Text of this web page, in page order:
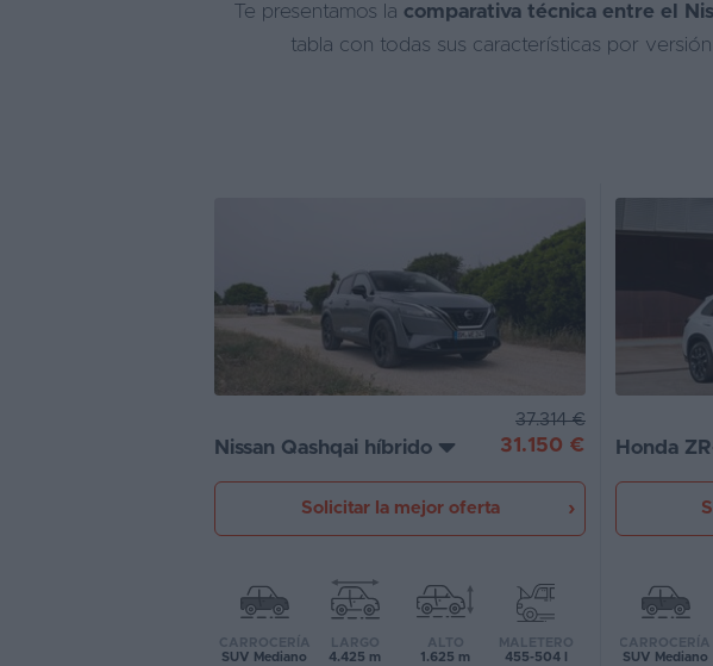
Te presentamos la comparativa técnica entre el
tabla con todas sus características por
Nissan Qashqai híbrido
37.314 €
31.150 €
Solicitar la mejor oferta
CARROCERÍA
SUV Mediano
LARGO
4.425 m
ALTO
1.625 m
MALETERO
455-504 l
Honda
CARROCERÍA
SUV Mediano